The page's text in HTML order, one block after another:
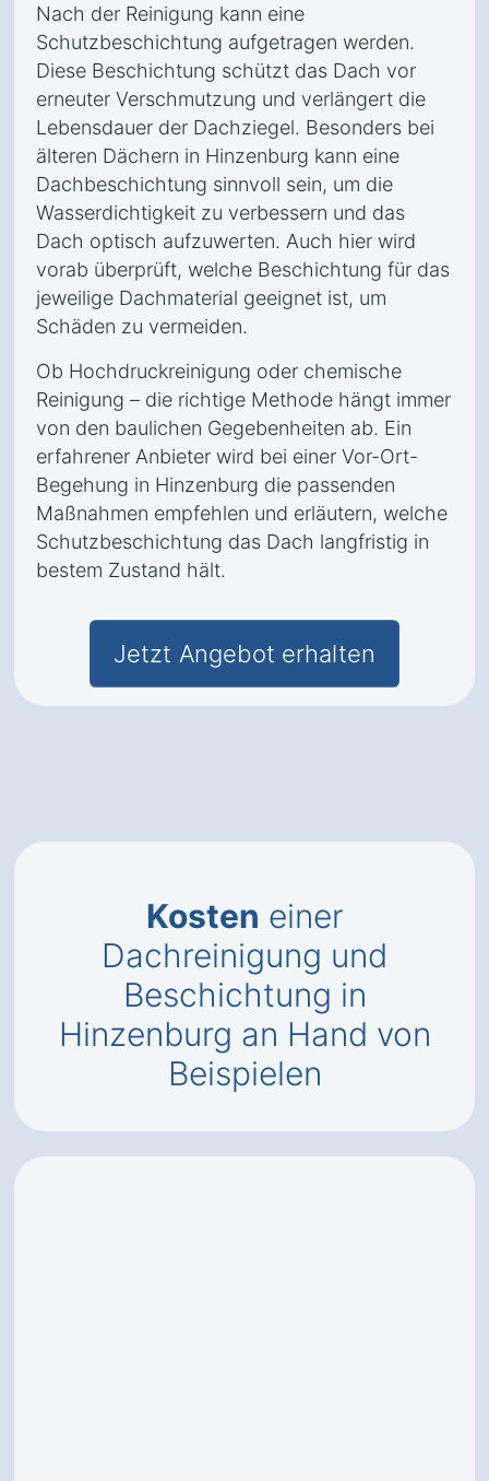
Nach der Reinigung kann eine
Schutzbeschichtung aufgetragen werden.
Diese Beschichtung schützt das Dach vor
erneuter Verschmutzung und verlängert die
Lebensdauer der Dachziegel. Besonders bei
älteren Dächern in Hinzenburg kann eine
Dachbeschichtung sinnvoll sein, um die
Wasserdichtigkeit zu verbessern und das
Dach optisch aufzuwerten. Auch hier wird
vorab überprüft, welche Beschichtung für das
jeweilige Dachmaterial geeignet ist, um
Schäden zu vermeiden.
Ob Hochdruckreinigung oder chemische
Reinigung – die richtige Methode hängt immer
von den baulichen Gegebenheiten ab. Ein
erfahrener Anbieter wird bei einer Vor-Ort-
Begehung in Hinzenburg die passenden
Maßnahmen empfehlen und erläutern, welche
Schutzbeschichtung das Dach langfristig in
bestem Zustand hält.
Jetzt Angebot erhalten
Kosten einer
Dachreinigung und
Beschichtung in
Hinzenburg an Hand von
Beispielen